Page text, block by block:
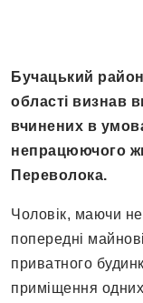
Бучацький
області визнав
вчинених в
непрацюючого
Переволока.
Чоловік, маючи
попередні
приватного
приміщення